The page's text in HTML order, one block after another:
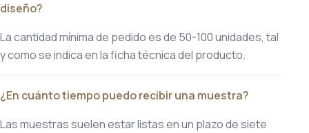
diseño?
La cantidad mínima de pedido es de 50-100 unidades, tal
y como se indica en la ficha técnica del producto.
¿En cuánto tiempo puedo recibir una muestra?
Las muestras suelen estar listas en un plazo de siete